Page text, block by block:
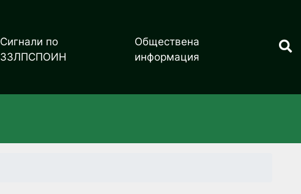
Сигнали по
ЗЗЛПСПОИН
Обществена
информация